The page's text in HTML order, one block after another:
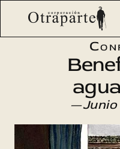
Saltar
Otraparte.org/Agenda
—Junio